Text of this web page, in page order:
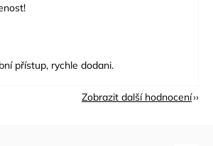
přístup, rychle dodani.
Zobrazit další hodnocení